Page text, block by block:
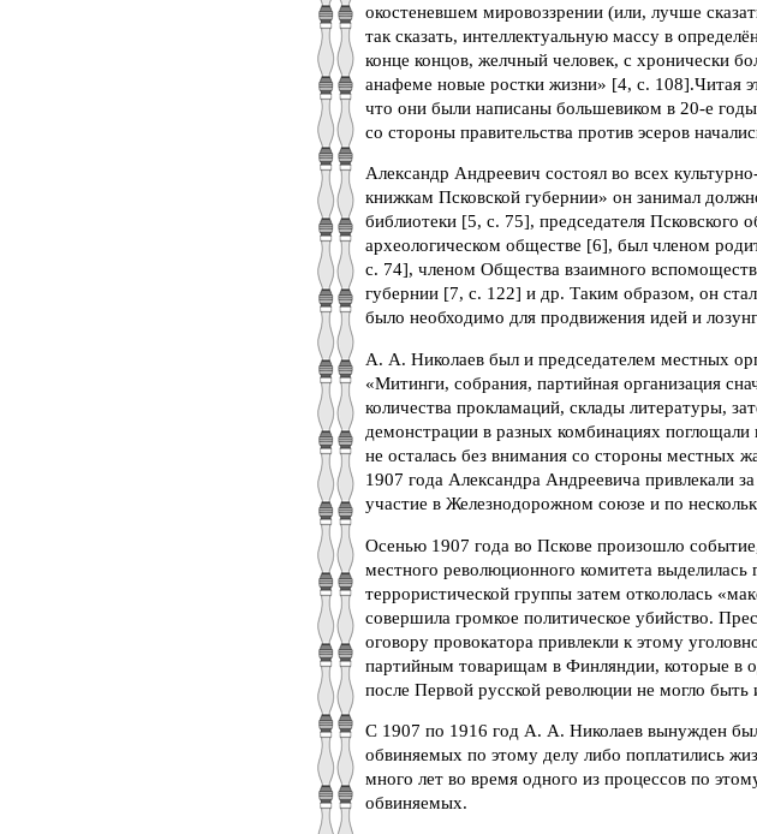
окостеневшем мировоззрении (или, лучше
так сказать, интеллектуальную массу в
конце концов, желчный человек, с хронически
анафеме новые ростки жизни» [4, с. 108].Читая
что они были написаны большевиком в 20-е годы
со стороны правительства против эсеров
Александр Андреевич состоял во всех
книжкам Псковской губернии» он занимал
библиотеки [5, с. 75], председателя Псковского
археологическом обществе [6], был членом
с. 74], членом Общества взаимного
губернии [7, с. 122] и др. Таким образом, он
было необходимо для продвижения идей и
А. А. Николаев был и председателем местных
«Митинги, собрания, партийная организация
количества прокламаций, склады литературы,
демонстрации в разных комбинациях
не осталась без внимания со стороны местных
1907 года Александра Андреевича привлекали
участие в Железнодорожном союзе и по
Осенью 1907 года во Пскове произошло
местного революционного комитета
террористической группы затем откололась
совершила громкое политическое убийство.
оговору провокатора привлекли к этому
партийным товарищам в Финляндии, которые в
после Первой русской революции не могло
С 1907 по 1916 год А. А. Николаев вынужден был
обвиняемых по этому делу либо поплатились
много лет во время одного из процессов по
обвиняемых.